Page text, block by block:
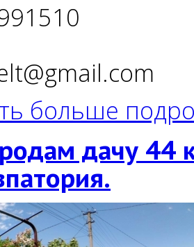
больше
дачу 44